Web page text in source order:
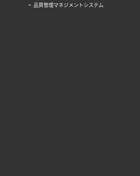
品質管理マネジメントシステム